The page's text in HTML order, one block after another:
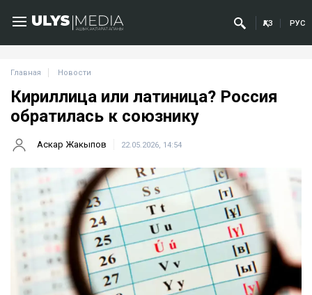
ҚАЗ РУС
Главная Новости
Кириллица или латиница? Россия
обратилась к союзнику
Аскар Жакыпов 22.05.2026, 14:54